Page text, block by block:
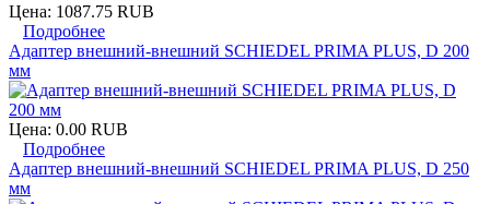
Цена: 1087.75 RUB
Подробнее
Адаптер внешний-внешний SCHIEDEL PRIMA PLUS, D 200
мм
Цена: 0.00 RUB
Подробнее
Адаптер внешний-внешний SCHIEDEL PRIMA PLUS, D 250
мм